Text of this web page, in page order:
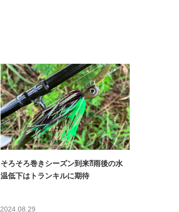
そろそろ巻きシーズン到来⁈雨後の水
温低下はトランキルに期待
2024.08.29